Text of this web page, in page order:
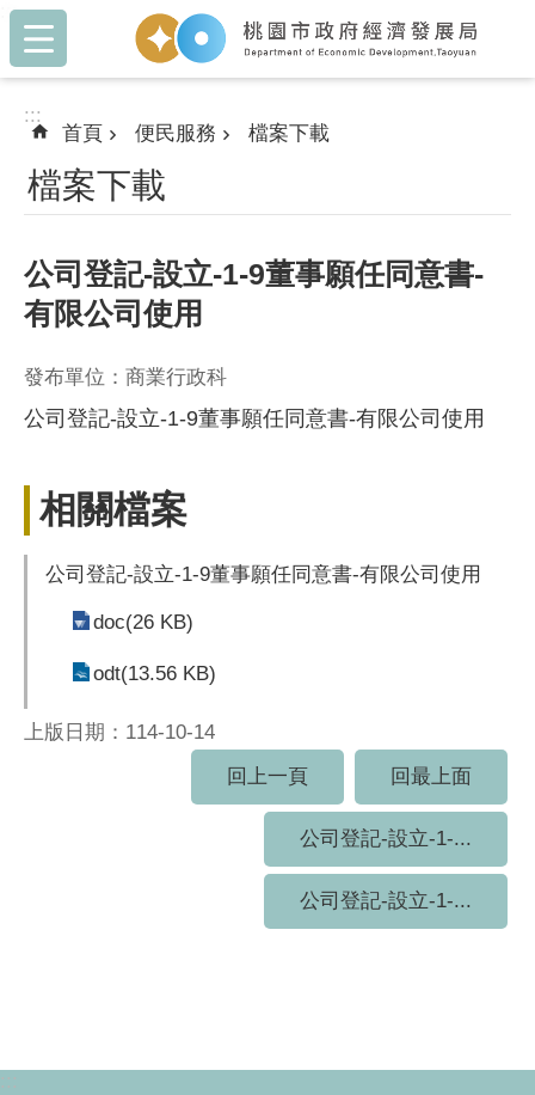
跳到主要內容區塊
:::
:::
首頁 便民服務 檔案下載
檔案下載
公司登記-設立-1-9董事願任同意書-
有限公司使用
發布單位：商業行政科
公司登記-設立-1-9董事願任同意書-有限公司使用
相關檔案
公司登記-設立-1-9董事願任同意書-有限公司使用
doc(26 KB)
odt(13.56 KB)
上版日期：114-10-14
回上一頁
回最上面
公司登記-設立-1-...
公司登記-設立-1-...
:::